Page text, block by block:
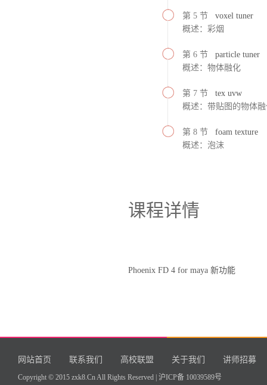
第 5 节 voxel tuner
概述：彩烟
第 6 节 particle tuner
概述：物体融化
第 7 节 tex uvw
概述：带贴图的物体
第 8 节 foam texture
概述：泡沫
课程详情
Phoenix FD 4 for maya 新功能
网站首页 联系我们 高校联盟 关于我们 讲师招募
Copyright © 2015 zxk8.Cn All Rights Reserved | 沪ICP备 10039589号